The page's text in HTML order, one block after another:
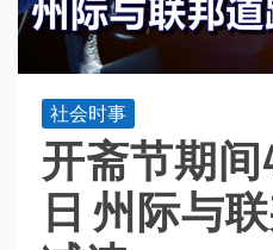
社会时事
开斋节期间
日 州际与